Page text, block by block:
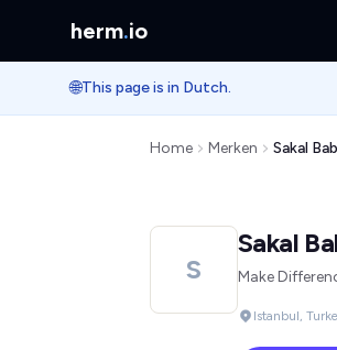
herm.io
🌐This page is in Dutch.
Home Merken Sakal
S
Sakal
Make
Istanbul,